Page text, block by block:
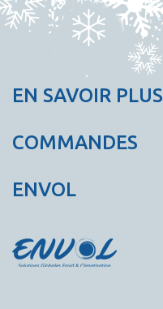
EN SAVOIR PLUS
COMMANDES
ENVOL